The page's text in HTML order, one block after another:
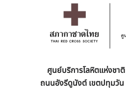
ศูนย์บริการโลหิตแห่งชา
ถนนอังรีดูนังต์ เขตปทุมวัน